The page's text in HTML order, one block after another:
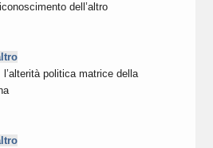
dell’altro
politica matrice della